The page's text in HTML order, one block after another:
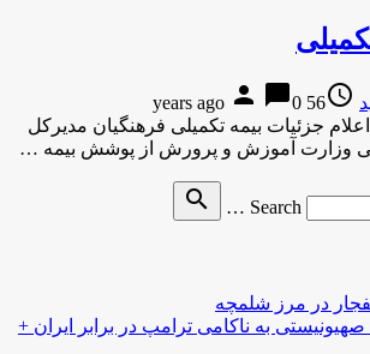
access_time
56 years ago
person chat_bubble0
جزئیات بیمه‌ تکمیلی فرهنگیان مدیرکل
وزارت آموزش و پرورش از پوشش بیمه …
Search …
search
در مرز شلمچه
به ناکامی ترامپ در برابر ایران +